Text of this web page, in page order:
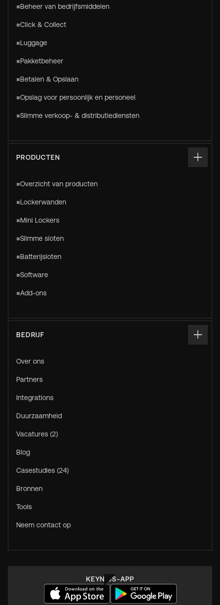
Beheer van bedrijfsmiddelen
Click & Collect
Luggage
Pakketbeheer
Betalen & Opslaan
Opslag voor persoonlijk en personeel
Slimme verkoop- & distributiediensten
PRODUCTEN
Overzicht van producten
Lockerwanden
Mini Lockers
Slimme sloten
Batterijsloten
Software
Add-ons
BEDRIJF
Over ons
Partners
Integrations
Duurzaamheid
Vacatures (2)
Blog
Casestudies (24)
Bronnen
Tools
Neem contact op
KEYNIUS-APP